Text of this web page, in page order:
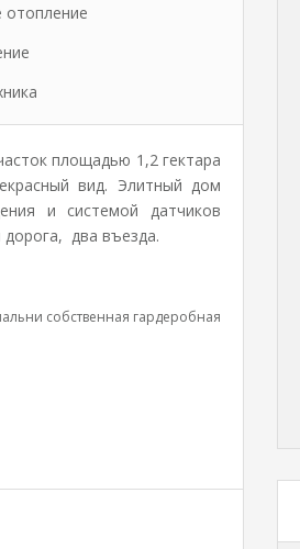
площадью 1,2 гектара
вид. Элитный дом
и системой датчиков
дорога, два въезда.
собственная гардеробная